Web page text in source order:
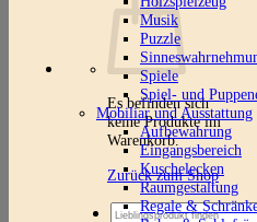
Es befinden sich
keine Produkte im
Warenkorb.
Zurück zum Shop
Suchen
Musik
Puzzle
Spiele
Spiel- und
Mobiliar und Ausstattung
Aufbewahrung
Eingangsbereich
Kuschelecken
Raumgestaltung
Regale &